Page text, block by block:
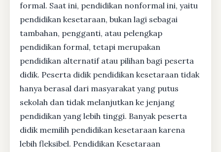
formal. Saat ini, pendidikan nonformal ini, yaitu
pendidikan kesetaraan, bukan lagi sebagai
tambahan, pengganti, atau pelengkap
pendidikan formal, tetapi merupakan
pendidikan alternatif atau pilihan bagi peserta
didik. Peserta didik pendidikan kesetaraan tidak
hanya berasal dari masyarakat yang putus
sekolah dan tidak melanjutkan ke jenjang
pendidikan yang lebih tinggi. Banyak peserta
didik memilih pendidikan kesetaraan karena
lebih fleksibel. Pendidikan Kesetaraan